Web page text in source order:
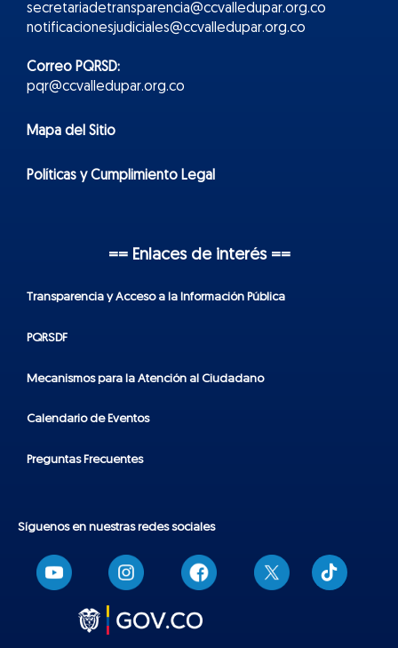
secretariadetransparencia@ccvalledupar.org.co
notificacionesjudiciales@ccvalledupar.org.co
Correo PQRSD:
pqr@ccvalledupar.org.co
Mapa del Sitio
Políticas y Cumplimiento Legal
== Enlaces de interés ==
Transparencia y Acceso a la Información Pública
PQRSDF
Mecanismos para la Atención al Ciudadano
Calendario de Eventos
Preguntas Frecuentes
Síguenos en nuestras redes sociales
T
i
k